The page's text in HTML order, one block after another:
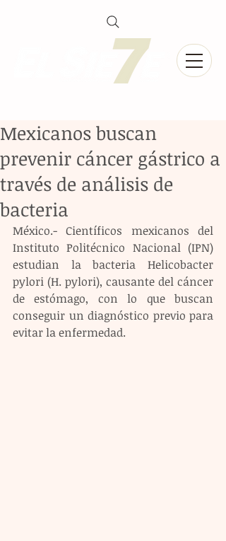
Mexicanos buscan
prevenir cáncer gástrico a
través de análisis de
bacteria
México.- Científicos mexicanos del
Instituto Politécnico Nacional (IPN)
estudian la bacteria Helicobacter
pylori (H. pylori), causante del cáncer
de estómago, con lo que buscan
conseguir un diagnóstico previo para
evitar la enfermedad.